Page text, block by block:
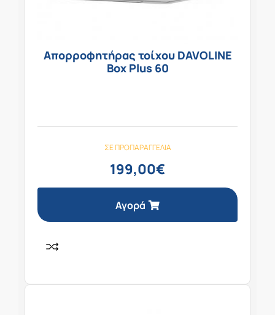
Απορροφητήρας τοίχου DAVOLINE
Box Plus 60
ΣΕ ΠΡΟΠΑΡΑΓΓΕΛΊΑ
199,00€
Αγορά